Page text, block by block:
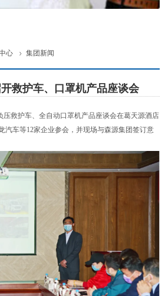
心  集团新闻
救护车、口罩机产品座谈会
救护车、全自动口罩机产品座谈会在葛天源酒店
汽车等12家企业参会，并现场与森源集团签订意